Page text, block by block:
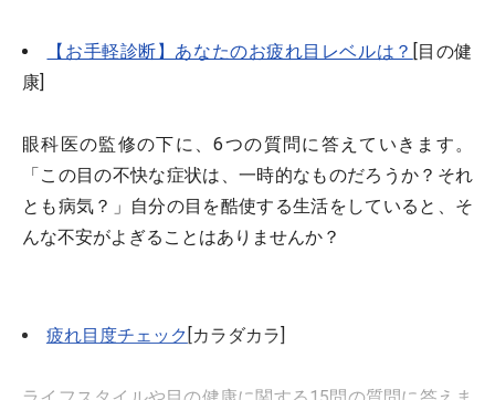
【お手軽診断】あなたのお疲れ目レベルは？ [目の健
康]
眼科医の監修の下に、6つの質問に答えていきます。
「この目の不快な症状は、一時的なものだろうか？それ
とも病気？」自分の目を酷使する生活をしていると、そ
んな不安がよぎることはありませんか？
疲れ目度チェック[カラダカラ]